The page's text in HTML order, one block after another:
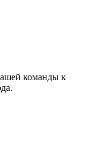
команды к